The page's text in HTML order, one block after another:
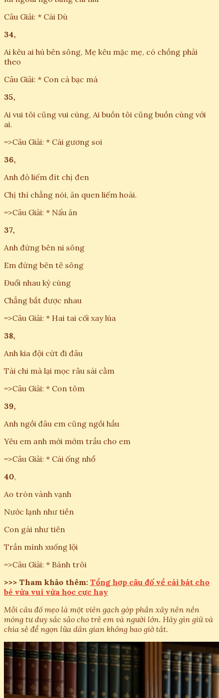
Câu Giải: * Cái Dù
34,
Ai kêu ai hú bên sông, Mẹ kêu mặc mẹ, có chồng phải
theo
Câu Giải: * Con cá bạc má
35,
Ai vui tôi cũng vui cùng, Ai buồn tôi cũng buồn cùng với
ai.
=>Câu Giải: * Cái gương soi
36,
Anh đỏ liếm đít chị đen
Chị thì chẳng nói, ăn quen liếm hoài.
=>Câu Giải: * Nấu ăn
37,
Anh đứng bên ni sông
Em đứng bên tê sông
Đuổi nhau kỳ cùng
Chẳng bắt được nhau
=>Câu Giải: * Hai tai cối xay lúa
38,
Anh kia đội cứt đi đâu
Tài chi mà lại mọc râu sái cằm
=>Câu Giải: * Con tôm
39,
Anh ngồi đâu em cũng ngồi hầu
Yêu em anh mới mớm trầu cho em
=>Câu Giải: * Cái ống nhổ
40,
Ao tròn vành vạnh
Nước lạnh như tiền
Con gái như tiên
Trần mình xuống lội
=>Câu Giải: * Bánh trôi
>>> Tham khảo thêm: Tổng hợp câu đố về cái bát cho
bé vừa vui vừa học cực hay
Mỗi câu đố mẹo là một viên gạch góp phần xây nên nền
móng tư duy sắc sảo cho trẻ em và người lớn. Hãy gìn giữ và
chia sẻ để ngọn lửa dân gian không bao giờ tắt.